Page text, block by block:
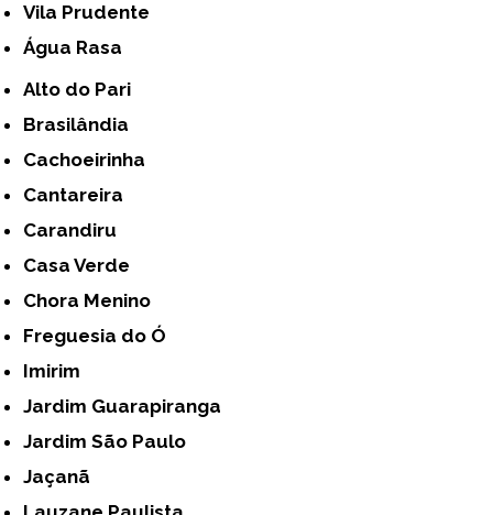
Vila Prudente
Água Rasa
Alto do Pari
Brasilândia
Cachoeirinha
Cantareira
Carandiru
Casa Verde
Chora Menino
Freguesia do Ó
Imirim
Jardim Guarapiranga
Jardim São Paulo
Jaçanã